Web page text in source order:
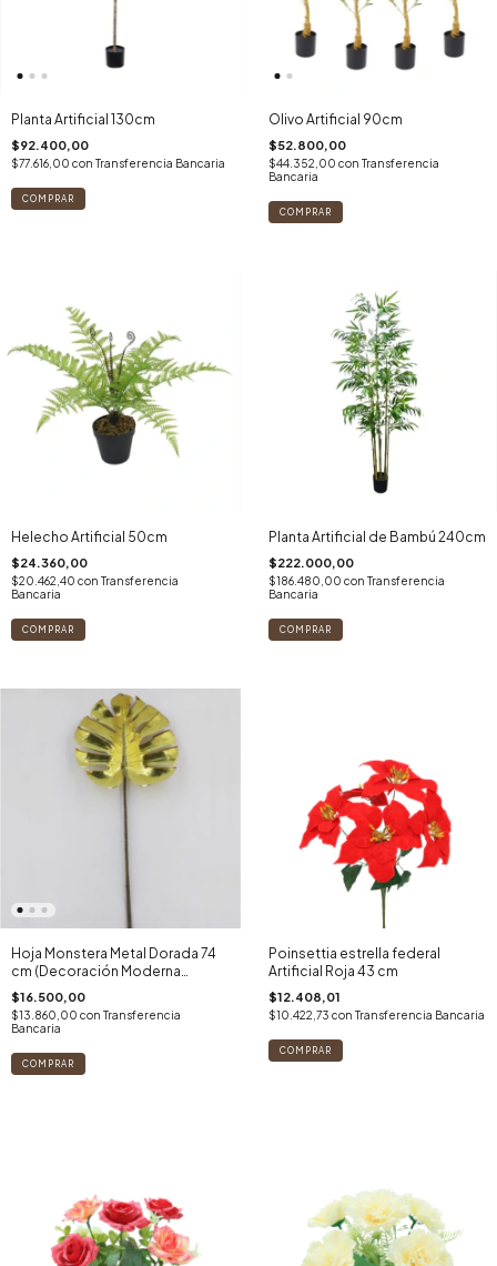
Planta Artificial 130cm
$92.400,00
$77.616,00 con Transferencia Bancaria
Olivo Artificial 90cm
$52.800,00
$44.352,00 con Transferencia
Bancaria
Helecho Artificial 50cm
$24.360,00
$20.462,40 con Transferencia
Bancaria
Planta Artificial de Bambú 240cm
$222.000,00
$186.480,00 con Transferencia
Bancaria
Hoja Monstera Metal Dorada 74
cm (Decoración Moderna
Premium)
$16.500,00
$13.860,00 con Transferencia
Bancaria
Poinsettia estrella federal
Artificial Roja 43 cm
$12.408,01
$10.422,73 con Transferencia Bancaria